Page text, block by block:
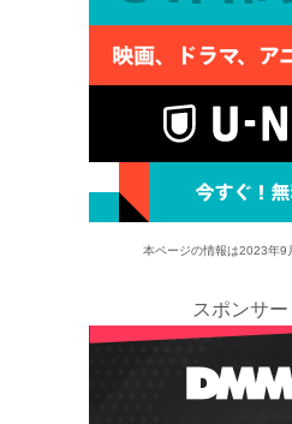
本ページの情報は2023年9
スポンサー